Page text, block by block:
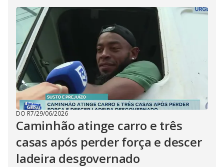
DO R7/29/06/2026
Caminhão atinge carro e três
casas após perder força e descer
ladeira desgovernado